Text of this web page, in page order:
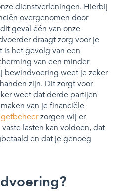
dienstverleningen. Hierbij
overgenomen door
geval één van onze
draagt zorg voor je
is het gevolg van een
van een minder
bewindvoering weet je zeker
zijn. Dit zorgt voor
weet dat derde partijen
van je financiële
zorgen wij er
lasten kan voldoen, dat
en dat je genoeg